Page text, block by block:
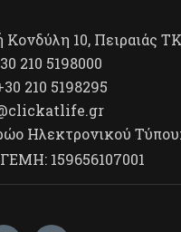
10, Πειραιάς
210 5198000
210 5198295
Ηλεκτρονικού Τύπου:
159656107001